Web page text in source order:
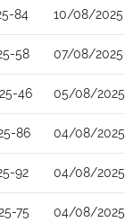
84 10/08/2025
58 07/08/2025
46 05/08/2025
86 04/08/2025
92 04/08/2025
75 04/08/2025